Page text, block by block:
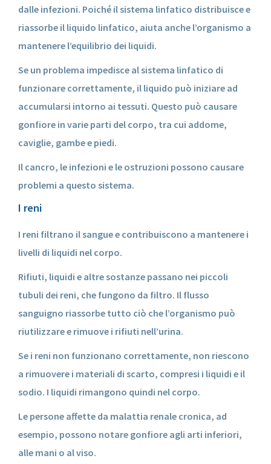
dalle infezioni. Poiché il sistema linfatico distribuisce e
riassorbe il liquido linfatico, aiuta anche l’organismo a
mantenere l’equilibrio dei liquidi.
Se un problema impedisce al sistema linfatico di
funzionare correttamente, il liquido può iniziare ad
accumularsi intorno ai tessuti. Questo può causare
gonfiore in varie parti del corpo, tra cui addome,
caviglie, gambe e piedi.
Il cancro, le infezioni e le ostruzioni possono causare
problemi a questo sistema.
I reni
I reni filtrano il sangue e contribuiscono a mantenere i
livelli di liquidi nel corpo.
Rifiuti, liquidi e altre sostanze passano nei piccoli
tubuli dei reni, che fungono da filtro. Il flusso
sanguigno riassorbe tutto ciò che l’organismo può
riutilizzare e rimuove i rifiuti nell’urina.
Se i reni non funzionano correttamente, non riescono
a rimuovere i materiali di scarto, compresi i liquidi e il
sodio. I liquidi rimangono quindi nel corpo.
Le persone affette da malattia renale cronica, ad
esempio, possono notare gonfiore agli arti inferiori,
alle mani o al viso.